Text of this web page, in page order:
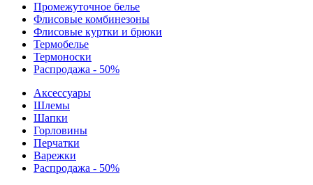
Промежуточное белье
Флисовые комбинезоны
Флисовые куртки и брюки
Термобелье
Термоноски
Распродажа - 50%
Аксессуары
Шлемы
Шапки
Горловины
Перчатки
Варежки
Распродажа - 50%